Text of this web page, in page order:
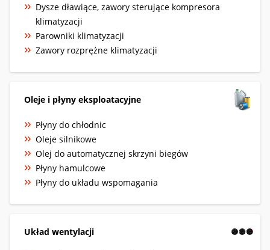
Dysze dławiące, zawory sterujące kompresora
klimatyzacji
Parowniki klimatyzacji
Zawory rozprężne klimatyzacji
Oleje i płyny eksploatacyjne
Płyny do chłodnic
Oleje silnikowe
Olej do automatycznej skrzyni biegów
Płyny hamulcowe
Płyny do układu wspomagania
Układ wentylacji